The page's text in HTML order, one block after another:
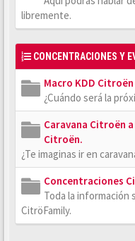
libremente.
CONCENTRACIONES Y
Macro KDD
¿Cuándo será la
Caravana Citroën
Citroën.
¿Te imaginas ir en
Concentraciones
Toda la información
CitröFamily.